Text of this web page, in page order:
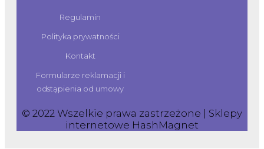
Regulamin
Polityka prywatności
Kontakt
Formularze reklamacji i
odstąpienia od umowy
© 2022 Wszelkie prawa zastrzeżone | Sklepy
internetowe HashMagnet